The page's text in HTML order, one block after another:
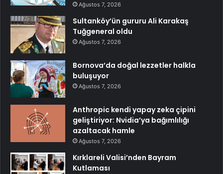
Ağustos 7, 2026
Sultanköy’ün gururu Ali Karakaş
Tuğgeneral oldu
Ağustos 7, 2026
Bornova’da doğal lezzetler halkla
buluşuyor
Ağustos 7, 2026
Anthropic kendi yapay zeka çipini
geliştiriyor: Nvidia’ya bağımlılığı
azaltacak hamle
Ağustos 7, 2026
Kırklareli Valisi’nden Bayram
Kutlaması